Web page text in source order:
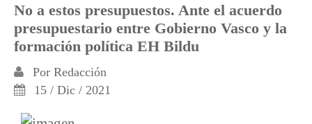
No a estos presupuestos. Ante el acuerdo
presupuestario entre Gobierno Vasco y la
formación política EH Bildu
Por Redacción
15 / Dic / 2021